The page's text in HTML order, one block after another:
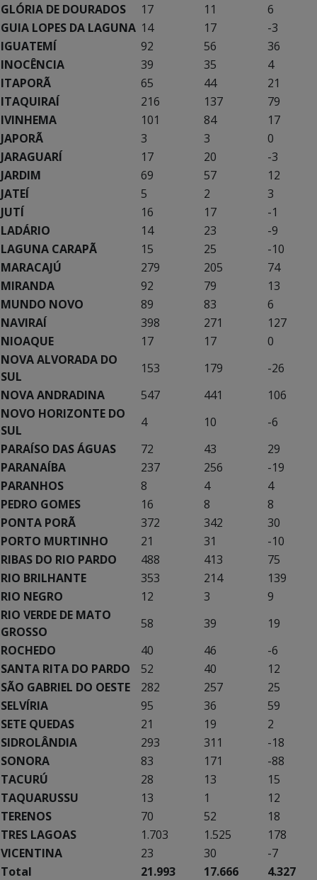
GLÓRIA DE DOURADOS
17 11
6
GUIA LOPES DA LAGUNA 14 17
-3
IGUATEMÍ
92 56
36
INOCÊNCIA
39 35
4
ITAPORÃ
65 44
21
ITAQUIRAÍ
216 137
79
IVINHEMA
101 84
17
JAPORÃ
3 3
0
JARAGUARÍ
17 20
-3
JARDIM
69 57
12
JATEÍ
5 2
3
JUTÍ
16 17
-1
LADÁRIO
14 23
-9
LAGUNA CARAPÃ
15 25
-10
MARACAJÚ
279 205
74
MIRANDA
92 79
13
MUNDO NOVO
89 83
6
NAVIRAÍ
398 271
127
NIOAQUE
17 17
0
NOVA ALVORADA DO
SUL
153 179
-26
NOVA ANDRADINA
547 441
106
NOVO HORIZONTE DO
SUL
4 10
-6
PARAÍSO DAS ÁGUAS
72 43
29
PARANAÍBA
237 256
-19
PARANHOS
8 4
4
PEDRO GOMES
16 8
8
PONTA PORÃ
372 342
30
PORTO MURTINHO
21 31
-10
RIBAS DO RIO PARDO
488 413
75
RIO BRILHANTE
353 214
139
RIO NEGRO
12 3
9
RIO VERDE DE MATO
GROSSO
58 39
19
ROCHEDO
40 46
-6
SANTA RITA DO PARDO
52 40
12
SÃO GABRIEL DO OESTE
282 257
25
SELVÍRIA
95 36
59
SETE QUEDAS
21 19
2
SIDROLÂNDIA
293 311
-18
SONORA
83 171
-88
TACURÚ
28 13
15
TAQUARUSSU
13 1
12
TERENOS
70 52
18
TRES LAGOAS
1.703 1.525
178
VICENTINA
23 30
-7
Total
21.993 17.666
4.327